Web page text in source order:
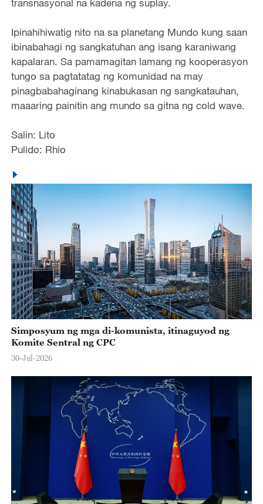
transnasyonal na kadena ng suplay.
Ipinahihiwatig nito na sa planetang Mundo kung saan
ibinabahagi ng sangkatuhan ang isang karaniwang
kapalaran. Sa pamamagitan lamang ng kooperasyon
tungo sa pagtatatag ng komunidad na may
pinagbabahaginang kinabukasan ng sangkatauhan,
maaaring painitin ang mundo sa gitna ng cold wave.
Salin: Lito
Pulido: Rhio
Simposyum ng mga di-komunista, itinaguyod ng
Komite Sentral ng CPC
30-Jul-2026